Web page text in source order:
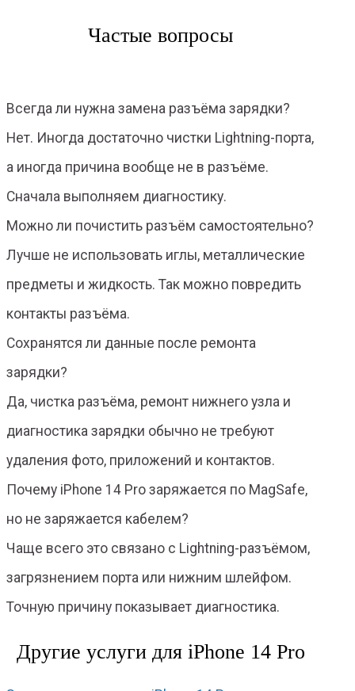
Частые вопросы
Всегда ли нужна замена разъёма зарядки?
Нет. Иногда достаточно чистки Lightning-порта,
а иногда причина вообще не в разъёме.
Сначала выполняем диагностику.
Можно ли почистить разъём самостоятельно?
Лучше не использовать иглы, металлические
предметы и жидкость. Так можно повредить
контакты разъёма.
Сохранятся ли данные после ремонта
зарядки?
Да, чистка разъёма, ремонт нижнего узла и
диагностика зарядки обычно не требуют
удаления фото, приложений и контактов.
Почему iPhone 14 Pro заряжается по MagSafe,
но не заряжается кабелем?
Чаще всего это связано с Lightning-разъёмом,
загрязнением порта или нижним шлейфом.
Точную причину показывает диагностика.
Другие услуги для iPhone 14 Pro